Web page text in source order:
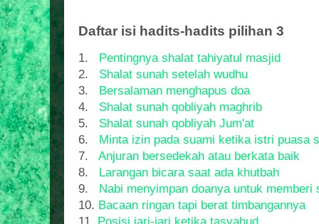
Daftar isi hadits-hadits pilihan 3
1. Pentingnya shalat tahiyatul masjid
2. Shalat sunah setelah wudhu
3. Bersalaman menghapus doa
4. Shalat sunah qobliyah maghrib
5. Shalat sunah qobliyah Jum'at
6. Minta izin pada suami ketika istri puasa
7. Anjuran bersedekah atau berkata baik
8. Larangan bicara saat ada khutbah
9. Nabi menyimpan doanya untuk memberi
10. Bacaan ringan tapi berat timbangannya
11. Posisi jari-jari ketika tasyahud